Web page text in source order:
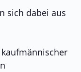
sich dabei aus